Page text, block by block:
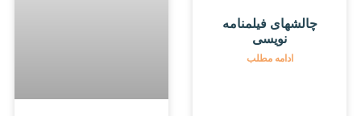
چالشهای فیلمنامه
نویسی
ادامه مطلب